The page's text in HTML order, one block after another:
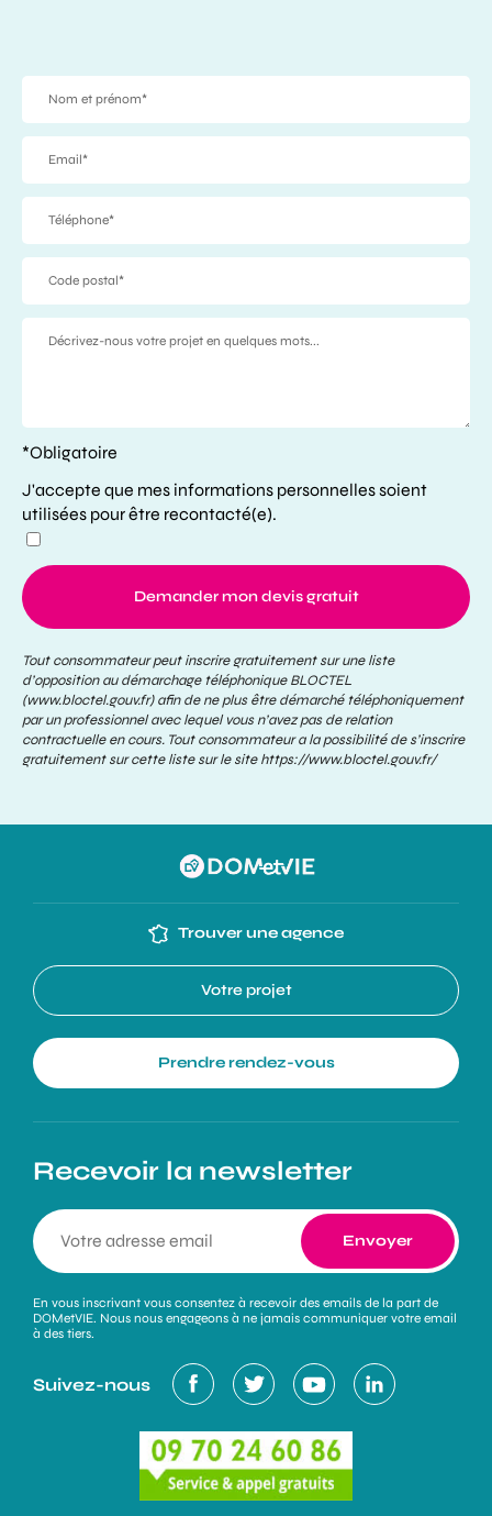
*Obligatoire
J'accepte que mes informations personnelles soient
utilisées pour être recontacté(e).
Demander mon devis gratuit
Tout consommateur peut inscrire gratuitement sur une liste
d’opposition au démarchage téléphonique BLOCTEL
(www.bloctel.gouv.fr) afin de ne plus être démarché téléphoniquement
par un professionnel avec lequel vous n’avez pas de relation
contractuelle en cours. Tout consommateur a la possibilité de s’inscrire
gratuitement sur cette liste sur le sitehttps://www.bloctel.gouv.fr/
Trouver une agence
Votre projet
Prendre rendez-vous
Recevoir la newsletter
En vous inscrivant vous consentez à recevoir des emails de la part de
DOMetVIE. Nous nous engageons à ne jamais communiquer votre email
à des tiers.
Suivez-nous